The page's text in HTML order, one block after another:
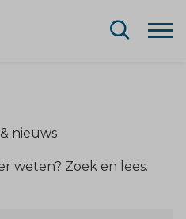
nieuws
weten? Zoek en lees.